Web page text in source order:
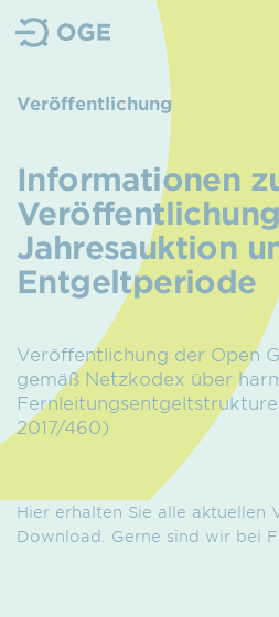
Veröffentlichung
Informationen
Jahres­auktion
Entgeltperiode
Veröffentlichung der Open
gemäß Netzkodex über
2017/460)
Hier erhalten Sie alle aktuellen
Download. Gerne sind wir bei